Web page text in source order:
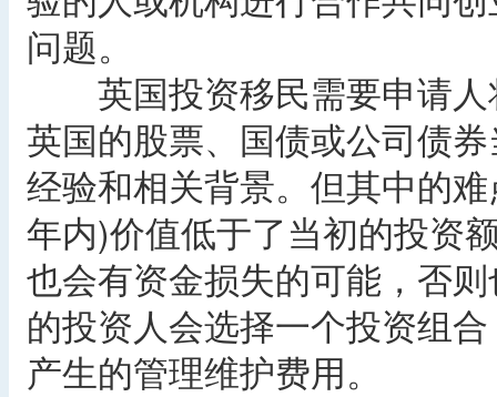
问题。
英国投资移民需要申请人
英国的股票、国债或公司债
经验和相关背景。但其中的
年内)价值低于了当初的投资
也会有资金损失的可能，否
的投资人会选择一个投资组
产生的管理维护费用。